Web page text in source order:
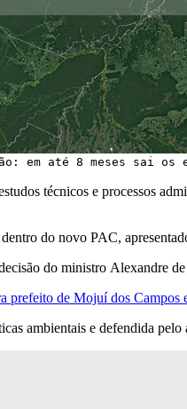
em até 8 meses sai
técnicos e processos
do novo PAC,
do ministro Alexandre
prefeito de Mojuí dos Campos
ambientais e defendida